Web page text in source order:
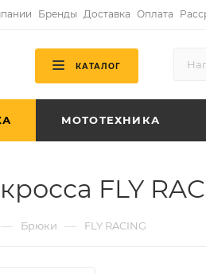
Бренды Доставка Оплата
КАТАЛОГ
МОТОТЕХНИКА
FLY
— Брюки — FLY RACING